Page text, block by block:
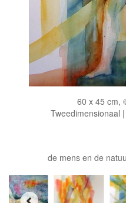
60 x 45 cm,
Tweedimensionaal
de mens en de